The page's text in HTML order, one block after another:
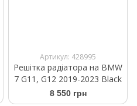
Артикул: 428995
Решітка радіатора на BMW
7 G11, G12 2019-2023 Black
8 550 грн